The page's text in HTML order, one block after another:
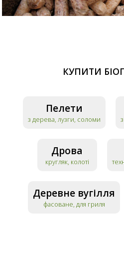
КУПИТИ
Пелети
з дерева, лузги, соломи
Дрова
кругляк, колоті
Деревне вугілля
фасоване, для гриля